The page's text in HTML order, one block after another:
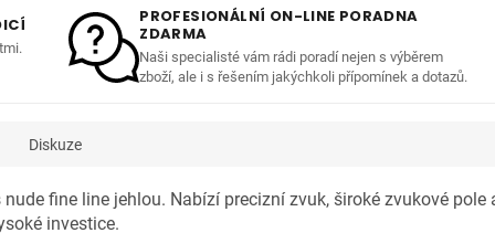
PROFESIONÁLNÍ ON-LINE PORADNA
ZDARMA
Naši specialisté vám rádi poradí nejen s výběrem
zboží, ale i s řešením jakýchkoli přípomínek a dotazů.
Diskuze
fine line jehlou. Nabízí precizní zvuk, široké zvukové
investice.